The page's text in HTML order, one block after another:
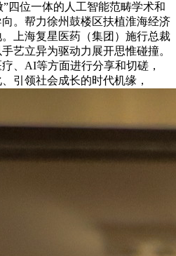
四位一体的人工智能范畴学术和
。帮力徐州鼓楼区扶植淮海经济
上海复星医药（集团）施行总裁
艺立异为驱动力展开思惟碰撞。
、AI等方面进行分享和切磋，
引领社会成长的时代机缘，